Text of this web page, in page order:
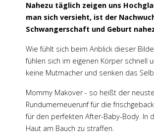
Nahezu täglich zeigen uns
man sich versieht, ist der
Schwangerschaft und Geburt
Wie fühlt sich beim Anblick dieser
fühlen sich im eigenen Körper schnell
keine Mutmacher und senken das
Mommy Makover - so heißt der
Rundumerneuerunf für die
für den perfekten After-Baby-Body. In
Haut am Bauch zu straffen.